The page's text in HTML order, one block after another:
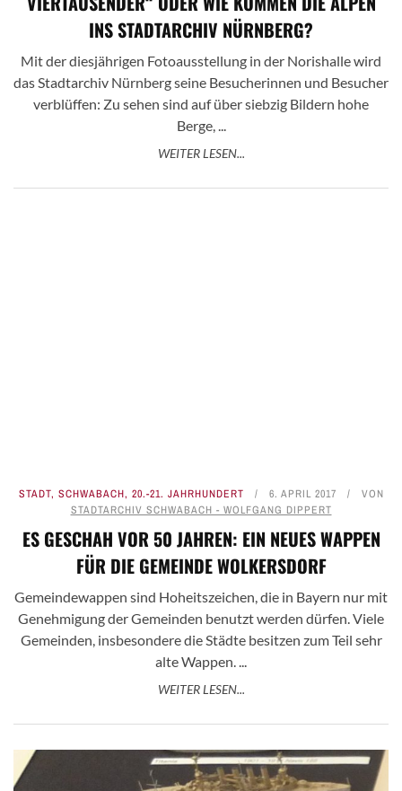
INS STADTARCHIV NÜRNBERG?
Mit der diesjährigen Fotoausstellung in der Norishalle wird
das Stadtarchiv Nürnberg seine Besucherinnen und Besucher
verblüffen: Zu sehen sind auf über siebzig Bildern hohe
Berge, ...
WEITER LESEN...
STADT, SCHWABACH, 20.-21. JAHRHUNDERT 6. APRIL 2017
VON
STADTARCHIV SCHWABACH - WOLFGANG DIPPERT
ES GESCHAH VOR 50 JAHREN: EIN NEUES WAPPEN
FÜR DIE GEMEINDE WOLKERSDORF
Gemeindewappen sind Hoheitszeichen, die in Bayern nur mit
Genehmigung der Gemeinden benutzt werden dürfen. Viele
Gemeinden, insbesondere die Städte besitzen zum Teil sehr
alte Wappen. ...
WEITER LESEN...